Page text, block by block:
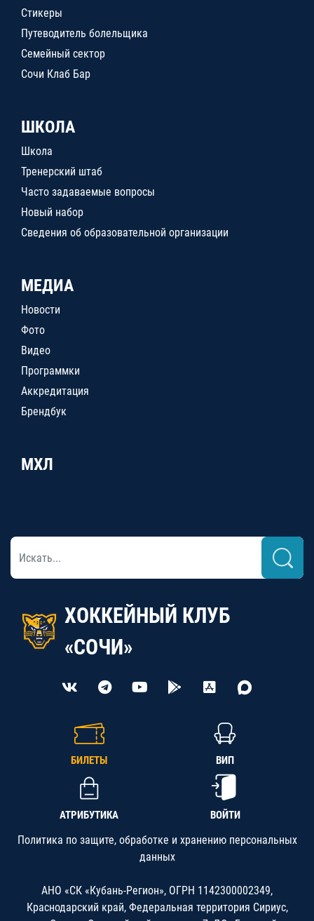
Стикеры
Путеводитель болельщика
Семейный сектор
Сочи Клаб Бар
ШКОЛА
Школа
Тренерский штаб
Часто задаваемые вопросы
Новый набор
Сведения об образовательной организации
МЕДИА
Новости
Фото
Видео
Программки
Аккредитация
Брендбук
МХЛ
ХОККЕЙНЫЙ КЛУБ
«СОЧИ»
БИЛЕТЫ ВИП
АТРИБУТИКА ВОЙТИ
Политика по защите, обработке и хранению персональных
данных
АНО «СК «Кубань-Регион», ОГРН 1142300002349,
Краснодарский край, Федеральная территория Сириус,